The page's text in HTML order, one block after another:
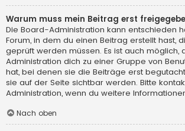
Warum muss mein Beitrag erst
Die Board-Administration kann entschieden
Forum, in dem du einen Beitrag erstellt hast,
geprüft werden müssen. Es ist auch möglich,
Administration dich zu einer Gruppe von
hat, bei denen sie die Beiträge erst
sie auf der Seite sichtbar werden. Bitte
Administration, wenn du weitere
Nach oben